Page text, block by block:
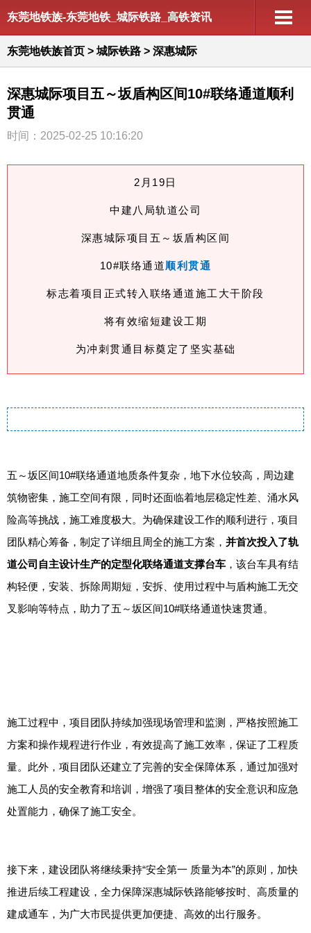
东莞地铁族-东莞地铁_城际铁路_高铁资讯
东莞地铁族首页 > 城际铁路 > 深惠城际
深惠城际项目五～坂盾构区间10#联络通道顺利
贯通
时间：2025-02-25 10:16:20
2月19日
中建八局轨道公司
深惠城际项目五～坂盾构区间
10#联络通道顺利贯通
标志着项目正式转入联络通道施工大干阶段
将有效缩短建设工期
为冲刺贯通目标奠定了坚实基础
五～坂区间10#联络通道地质条件复杂，地下水位较高，周边建
筑物密集，施工空间有限，同时还面临着地层稳定性差、涌水风
险高等挑战，施工难度极大。为确保建设工作的顺利进行，项目
团队精心筹备，制定了详细且周全的施工方案， 并首次投入了轨
道公司自主设计生产的定型化联络通道支撑台车 ，该台车具有结
构轻便，安装、拆除周期短，安拆、使用过程中与盾构施工无交
叉影响等特点，助力了五～坂区间10#联络通道快速贯通。
施工过程中，项目团队持续加强现场管理和监测，严格按照施工
方案和操作规程进行作业，有效提高了施工效率，保证了工程质
量。此外，项目团队还建立了完善的安全保障体系，通过加强对
施工人员的安全教育和培训，增强了项目整体的安全意识和应急
处置能力，确保了施工安全。
接下来，建设团队将继续秉持“安全第一 质量为本”的原则，加快
推进后续工程建设，全力保障深惠城际铁路能够按时、高质量的
建成通车，为广大市民提供更加便捷、高效的出行服务。